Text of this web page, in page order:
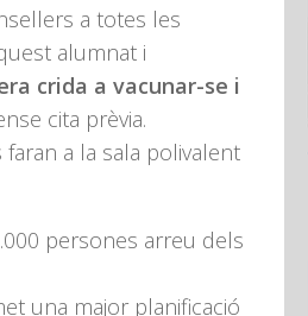
a totes les
alumnat i
crida a vacunar-se i
cita prèvia.
faran a la sala polivalent
persones arreu dels
una major planificació